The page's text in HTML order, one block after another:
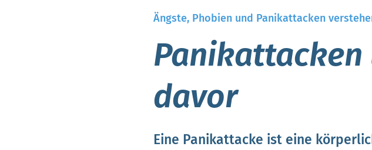
Ängste, Phobien und Panikattacken
Panikattacken
davor
Eine Panikattacke ist eine